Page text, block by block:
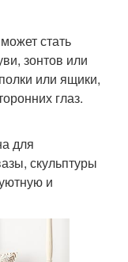
стать
зонтов или
или ящики,
глаз.
для
скульптуры
и